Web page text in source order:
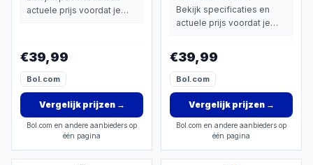
Apparaten - Zwart
actuele prijs voordat je
€39,99
Bol.com
Vergelijk prijzen→
Bol.com en andere aanbieders op
één pagina
Bekijk specificaties en
actuele prijs voordat je
€39,99
Bol.com
Vergelijk prijzen→
Bol.com en andere aanbieders op
één pagina